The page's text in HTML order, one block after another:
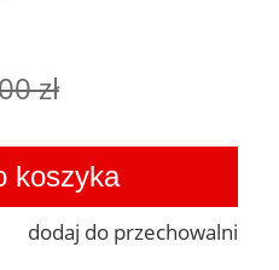
zł
koszyka
dodaj do przechowalni